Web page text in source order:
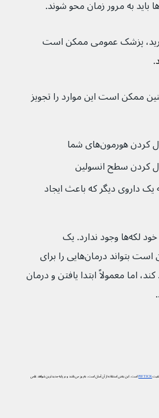
پزشک عمومی ممکن است
.
ممکن است این موارد را تجویز
هورمون‌های شما
کردن سطح انسولین
یک داروی دیگر که باعث ایجاد
هیچ درمان خاصی برای خود لکه‌ها وجود ندارد. یک
متخصص پوست ممکن است بتواند درمان‌هایی را برای
اما معمولاً ابتدا یافتن و درمان
PIF TICKاست. این یعنی استفاده از آن آسان است، به‌روز می‌باشد و بر پایه جدیدترین شواهد علمی